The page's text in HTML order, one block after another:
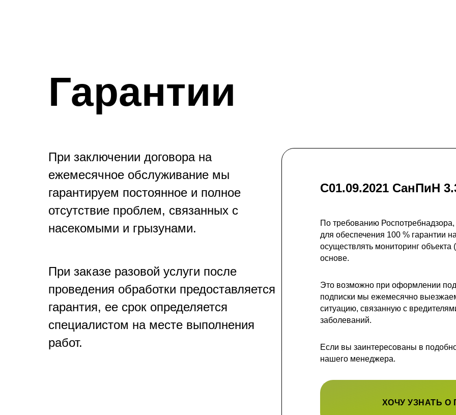
Гарантии
При заключении договора на
ежемесячное обслуживание мы
гарантируем постоянное и полное
отсутствие проблем, связанных с
насекомыми и грызунами.
При заказе разовой услуги после
проведения обработки предоставляется
гарантия, ее срок определяется
специалистом на месте выполнения
работ.
С01.09.2021 СанПиН
По требованию
для обеспечения 100 % гарантии
осуществлять мониторинг
основе.
Это возможно при оформлении
подписки мы ежемесячно
ситуацию, связанную с
заболеваний.
Если вы заинтересованы в
нашего менеджера.
ХОЧУ УЗНАТЬ О